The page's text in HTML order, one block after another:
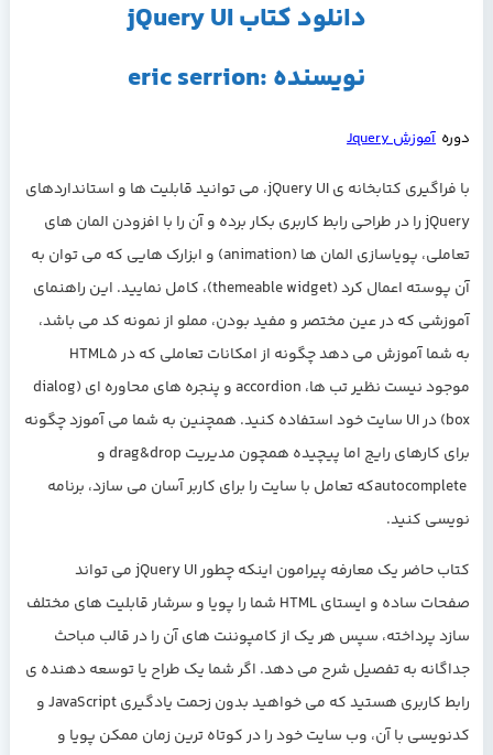
دانلود کتاب jQuery UI
نویسنده :eric serrion
دوره آموزشJquery
با فراگیری کتابخانه ی jQuery UI، می توانید قابلیت ها و استانداردهای
jQuery را در طراحی رابط کاربری بکار برده و آن را با افزودن المان های
تعاملی، پویاسازی المان ها (animation) و ابزارک هایی که می توان به
آن پوسته اعمال کرد (themeable widget)، کامل نمایید. این راهنمای
آموزشی که در عین مختصر و مفید بودن، مملو از نمونه کد می باشد،
به شما آموزش می دهد چگونه از امکانات تعاملی که در HTML5
موجود نیست نظیر تب ها، accordion و پنجره های محاوره ای (dialog
box) در UI سایت خود استفاده کنید. همچنین به شما می آموزد چگونه
برای کارهای رایج اما پیچیده همچون مدیریت drag&drop و
autocompleteکه تعامل با سایت را برای کاربر آسان می سازد، برنامه
نویسی کنید.
کتاب حاضر یک معارفه پیرامون اینکه چطور jQuery UI می تواند
صفحات ساده و ایستای HTML شما را پویا و سرشار قابلیت های مختلف
سازد پرداخته، سپس هر یک از کامپوننت های آن را در قالب مباحث
جداگانه به تفصیل شرح می دهد. اگر شما یک طراح یا توسعه دهنده ی
رابط کاربری هستید که می خواهید بدون زحمت یادگیری JavaScript و
کدنویسی با آن، وب سایت خود را در کوتاه ترین زمان ممکن پویا و